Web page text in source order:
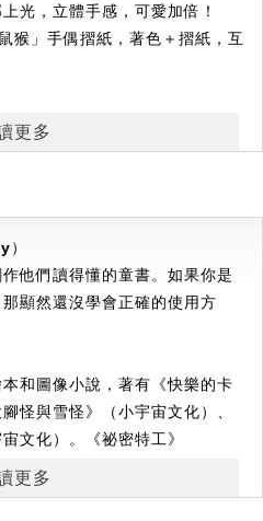
光，立體手感，可愛加倍！
猴」手偶摺紙，著色＋摺紙，互
草原裡放鬆玩耍。
，甚至掀起泥巴大戰，
亂呢？
會有人不開心、不服氣。
皮巴拉並沒有斥責大家，
他更需要的小猴子，
有。
更多
）
他們讀得懂的童書。如果你是
顯然還沒學會正確的使用方
和圖像小說，著有《快樂的卡
怪與雪怪》（小宇宙文化）、
文化）。《祕密特工》
《我的完美機器人哥哥？》
更多